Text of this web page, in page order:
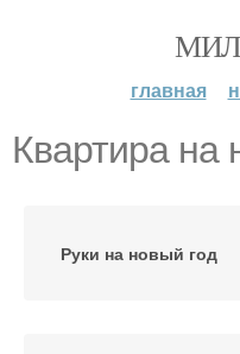
главная
Квартира на
Руки на новый год